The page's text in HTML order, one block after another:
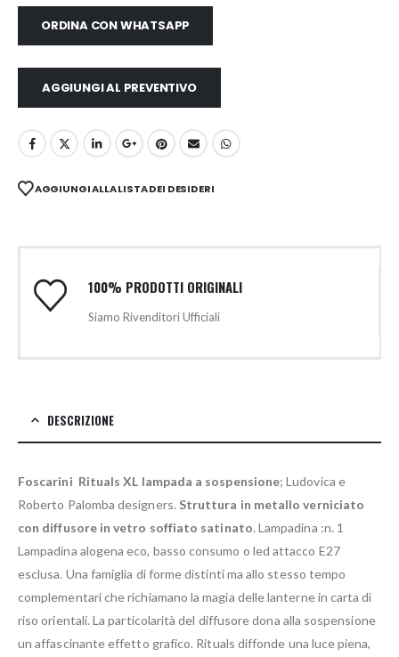
ORDINA CON WHATSAPP
AGGIUNGI AL PREVENTIVO
AGGIUNGI ALLA LISTA DEI DESIDERI
100% PRODOTTI ORIGINALI
Siamo Rivenditori Ufficiali
DESCRIZIONE
Foscarini Rituals XL lampada a sospensione; Ludovica e
Roberto Palomba designers. Struttura in metallo verniciato
con diffusore in vetro soffiato satinato. Lampadina :n. 1
Lampadina alogena eco, basso consumo o led attacco E27
esclusa. Una famiglia di forme distinti ma allo stesso tempo
complementari che richiamano la magia delle lanterne in carta di
riso orientali. La particolarità del diffusore dona alla sospensione
un affascinante effetto grafico. Rituals diffonde una luce piena,